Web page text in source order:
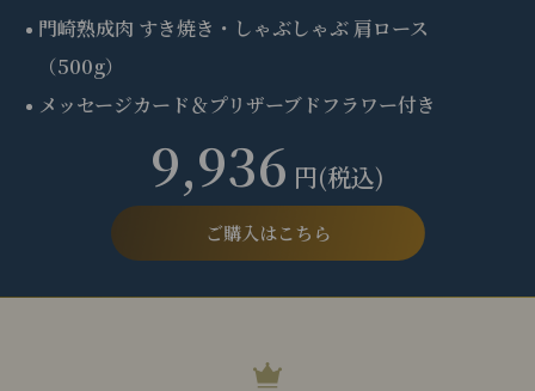
門崎熟成肉 すき焼き・しゃぶしゃぶ 肩ロース
（500g）
メッセージカード＆プリザーブドフラワー付き
9,936 円(税込)
ご購入はこちら